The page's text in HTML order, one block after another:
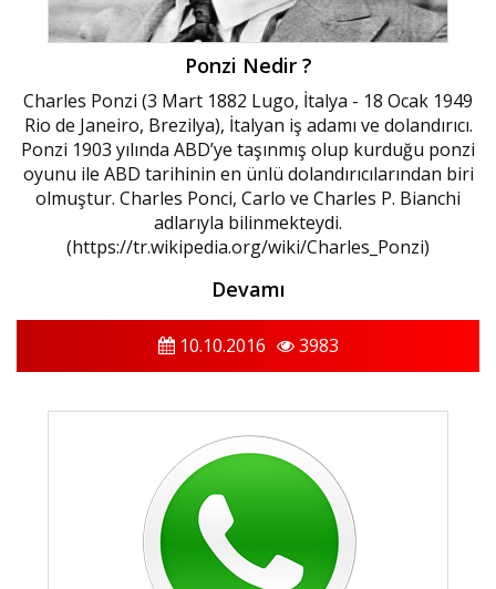
Ponzi Nedir ?
Charles Ponzi (3 Mart 1882 Lugo, İtalya - 18 Ocak 1949
Rio de Janeiro, Brezilya), İtalyan iş adamı ve dolandırıcı.
Ponzi 1903 yılında ABD’ye taşınmış olup kurduğu ponzi
oyunu ile ABD tarihinin en ünlü dolandırıcılarından biri
olmuştur. Charles Ponci, Carlo ve Charles P. Bianchi
adlarıyla bilinmekteydi.
(https://tr.wikipedia.org/wiki/Charles_Ponzi)
Devamı
10.10.2016 3983